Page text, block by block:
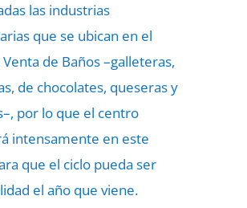
las industrias
que se ubican en el
de Baños –galleteras,
de chocolates, queseras y
por lo que el centro
intensamente en este
que el ciclo pueda ser
el año que viene.